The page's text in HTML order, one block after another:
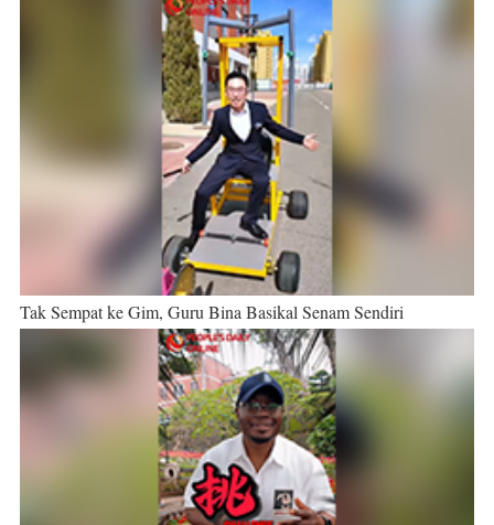
Tak Sempat ke Gim, Guru Bina Basikal Senam Sendiri